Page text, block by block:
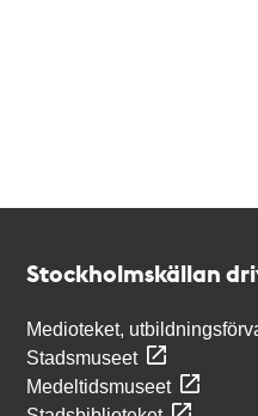
Stockholmskällan
Medioteket,
Stadsmuseet
Medeltidsmuseet